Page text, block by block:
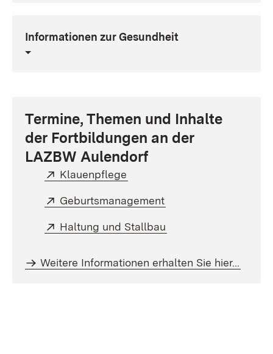
Informationen zur Gesundheit
Termine, Themen und Inhalte
der Fortbildungen an der
LAZBW Aulendorf
Extern:
Klauenpflege
Extern:
Geburtsmanagement
Extern:
Haltung und Stallbau
Weitere Informationen erhalten Sie hier...